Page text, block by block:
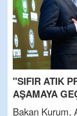
"SIFIR ATIK
AŞAMAYA
Bakan Kurum,